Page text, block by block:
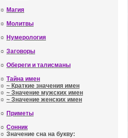
☼ Магия
☼ Молитвы
☼ Нумерология
☼ Заговоры
☼ Обереги и талисманы
☼ Тайна имен
☼ ~ Краткие значения имен
☼ ~ Значение мужских имен
☼ ~ Значение женских имен
☼ Приметы
☼ Сонник
☼ Значение сна на букву: